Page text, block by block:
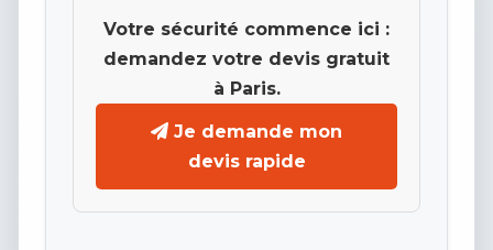
Votre sécurité commence ici :
demandez votre devis gratuit
à Paris.
Je demande mon
devis rapide